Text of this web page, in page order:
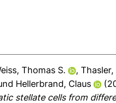
Thomas S. ,
Hellerbrand, Claus
stellate cells from